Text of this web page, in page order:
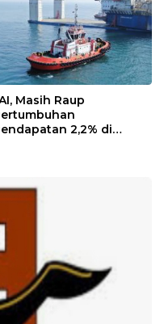
Masih Raup
2,2% di